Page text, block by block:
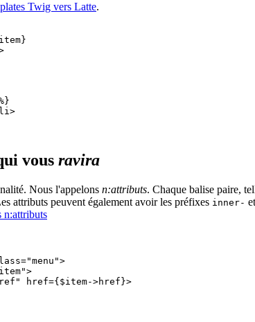
Twig vers Latte.
vous ravira
Nous l'appelons n:attributs. Chaque balise paire,
attributs peuvent également avoir les préfixes inner- et
n:attributs
href={$item->href}>